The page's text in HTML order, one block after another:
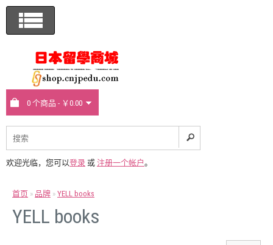
0 个商品 - ￥0.00
欢迎光临，您可以登录 或 注册一个帐户。
首页 » 品牌 » YELL books
YELL books